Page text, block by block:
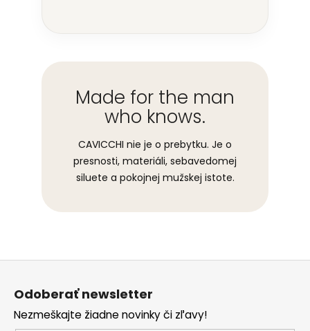
Made for the man
who knows.
CAVICCHI nie je o prebytku. Je o
presnosti, materiáli, sebavedomej
siluete a pokojnej mužskej istote.
Z
Odoberať newsletter
Nezmeškajte žiadne novinky či zľavy!